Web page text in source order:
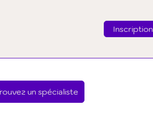
Inscription
un spécialiste
Email
Mot de passe